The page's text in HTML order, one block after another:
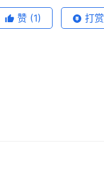
赞 (1) 打赏